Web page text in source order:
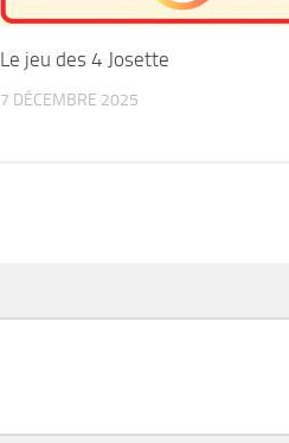
Le jeu des 4 Josette
7 DÉCEMBRE 2025